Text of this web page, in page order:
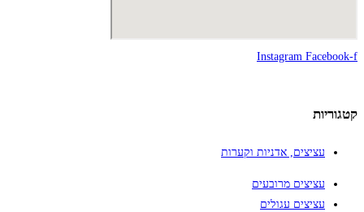
Instagram Facebook-f
קטגוריות
עציצים, אדניות וקערות
עציצים מרובעים
עציצים עגולים